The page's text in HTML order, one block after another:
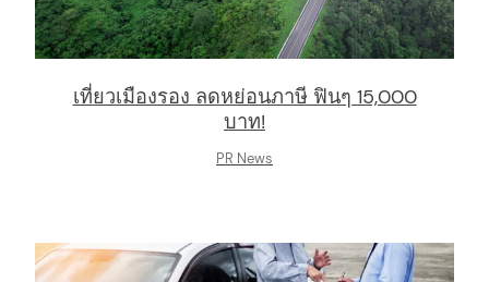
เที่ยวเมืองรอง ลดหย่อนภาษี ฟินๆ 15,000
บาท!
PR News